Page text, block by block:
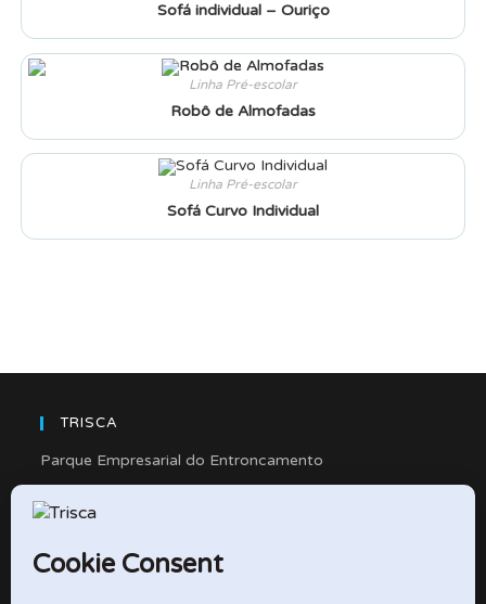
Sofá individual – Ouriço
Linha Pré-escolar
Robô de Almofadas
Linha Pré-escolar
Sofá Curvo Individual
TRISCA
Parque Empresarial do Entroncamento
Rua Cidade de Friedberg, Lote 4
2330-263 Entroncamento – Portugal
e-mail: didactico@trisca.pt